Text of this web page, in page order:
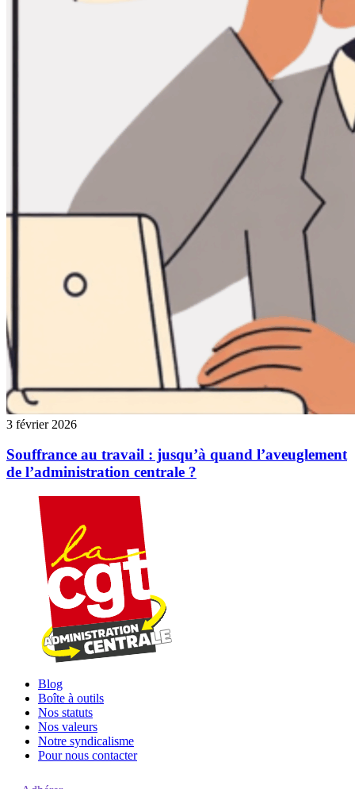
3 février 2026
Souffrance au travail : jusqu’à quand l’aveuglement
de l’administration centrale ?
Blog
Boîte à outils
Nos statuts
Nos valeurs
Notre syndicalisme
Pour nous contacter